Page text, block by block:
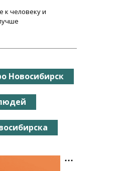
к человеку и
Новосибирск